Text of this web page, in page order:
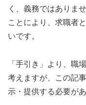
く、義務ではありま
ことにより、求職者
いです。
「手引き」より、職
考えますが、この記
示・提供する必要が